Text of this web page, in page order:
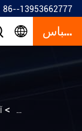
86--13953662777
إقتباس
المنتجات >